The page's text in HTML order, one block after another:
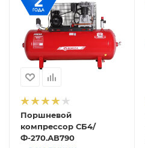
Поршневой
компрессор СБ4/
Ф-270.АВ790